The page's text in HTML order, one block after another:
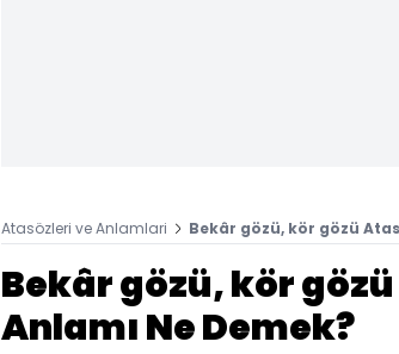
Atasözleri ve Anlamlari Bekâr gözü, kör gözü
Bekâr gözü, kör
Anlamı Ne Demek?